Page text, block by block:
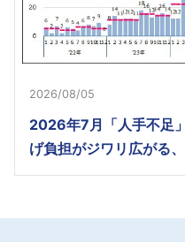
2026/08/05
2026年7月「人手不足
げ負担がジワリ広がる